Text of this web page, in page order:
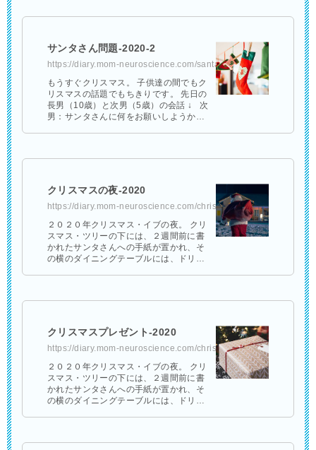
サンタさん問題-2020-2
https://diary.mom-neuroscience.com/santaclause-2020-2/
もうすぐクリスマス。 子供達の間でもク
リスマスの話題でもちきりです。 先日の
長男（10歳）と次男（5歳）の会話 ↓ 次
男：サンタさんに何をお願いしようかな
クリスマスの夜-2020
https://diary.mom-neuroscience.com/christmas-night/
２０２０年クリスマス・イブの夜。 クリ
スマス・ツリーの下には、２週間前に書
かれたサンタさんへの手紙が置かれ、そ
の横のダイニングテーブルには、ドリン
クリスマスプレゼント-2020
https://diary.mom-neuroscience.com/christmas-present-2020/
２０２０年クリスマス・イブの夜。 クリ
スマス・ツリーの下には、２週間前に書
かれたサンタさんへの手紙が置かれ、そ
の横のダイニングテーブルには、ドリン